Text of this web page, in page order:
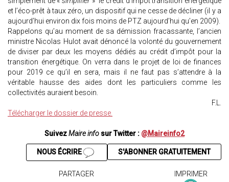
et l’éco-prêt à taux zéro, un dispositif qui ne cesse de décliner (il y a
aujourd’hui environ dix fois moins de PTZ aujourd’hui qu’en 2009).
Rappelons qu’au moment de sa démission fracassante, l’ancien
ministre Nicolas Hulot avait dénoncé la volonté du gouvernement
de diviser par deux les moyens dédiés au crédit d’impôt pour la
transition énergétique. On verra dans le projet de loi de finances
pour 2019 ce qu’il en sera, mais il ne faut pas s’attendre à la
véritable hausse des aides dont les particuliers comme les
collectivités auraient besoin.
F.L.
Télécharger le dossier de presse.
SuivezMaire info sur Twitter : @Maireinfo2
S'ABONNER GRATUITEMENT
NOUS ÉCRIRE
PARTAGER IMPRIMER